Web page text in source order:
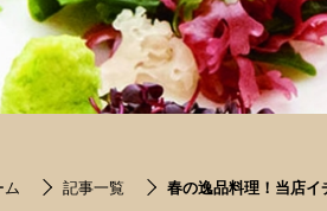
ム 記事一覧 春の逸品料理！当店イ